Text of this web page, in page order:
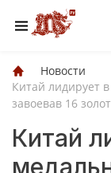
Новости
Китай лидирует
завоевав 16
Китай